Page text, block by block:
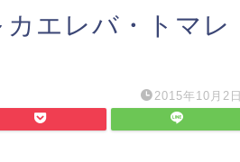
エレバ・トマレ
2015年10月2日